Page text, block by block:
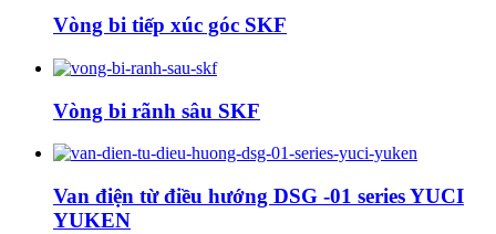
Vòng bi tiếp xúc góc SKF
Vòng bi rãnh sâu SKF
Van điện từ điều hướng DSG -01 series YUCI
YUKEN